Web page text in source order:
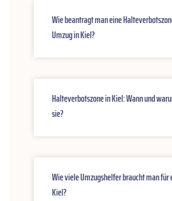
Wie beantragt man eine
Umzug in Kiel?
Halteverbotszone in Kiel: Wann und
sie?
Wie viele Umzugshelfer braucht man für
Kiel?